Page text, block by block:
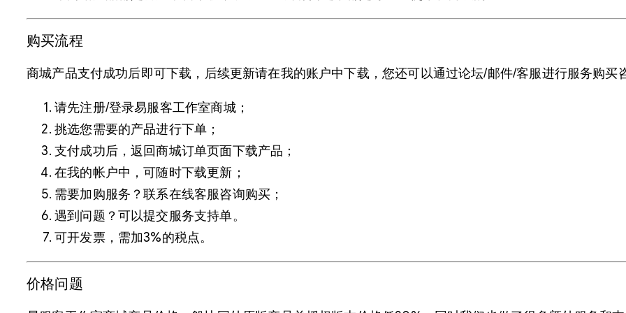
购买流程
商城产品支付成功后即可下载，后续更新请在我的账户中下载，您还可以通过论坛/邮件/客服进行服务购买
请先注册/登录易服客工作室商城；
挑选您需要的产品进行下单；
支付成功后，返回商城订单页面下载产品；
在我的帐户中，可随时下载更新；
需要加购服务？联系在线客服咨询购买；
遇到问题？可以提交服务支持单。
可开发票，需加3%的税点。
价格问题